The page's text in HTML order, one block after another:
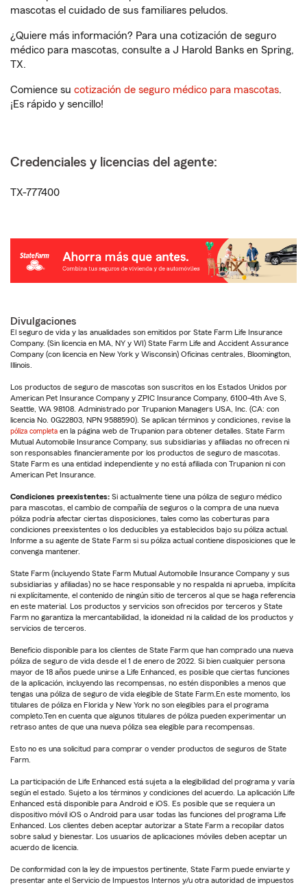
mascotas el cuidado de sus familiares peludos.
¿Quiere más información? Para una cotización de seguro
médico para mascotas, consulte a J Harold Banks en Spring,
TX.
Comience su cotización de seguro médico para mascotas.
¡Es rápido y sencillo!
Credenciales y licencias del agente:
TX-777400
Divulgaciones
El seguro de vida y las anualidades son emitidos por State Farm Life Insurance
Company. (Sin licencia en MA, NY y WI) State Farm Life and Accident Assurance
Company (con licencia en New York y Wisconsin) Oficinas centrales, Bloomington,
Illinois.
Los productos de seguro de mascotas son suscritos en los Estados Unidos por
American Pet Insurance Company y ZPIC Insurance Company, 6100-4th Ave S,
Seattle, WA 98108. Administrado por Trupanion Managers USA, Inc. (CA: con
licencia No. 0G22803, NPN 9588590). Se aplican términos y condiciones, revise la
póliza completa en la página web de Trupanion para obtener detalles. State Farm
Mutual Automobile Insurance Company, sus subsidiarias y afiliadas no ofrecen ni
son responsables financieramente por los productos de seguro de mascotas.
State Farm es una entidad independiente y no está afiliada con Trupanion ni con
American Pet Insurance.
Condiciones preexistentes: Si actualmente tiene una póliza de seguro médico
para mascotas, el cambio de compañía de seguros o la compra de una nueva
póliza podría afectar ciertas disposiciones, tales como las coberturas para
condiciones preexistentes o los deducibles ya establecidos bajo su póliza actual.
Informe a su agente de State Farm si su póliza actual contiene disposiciones que le
convenga mantener.
State Farm (incluyendo State Farm Mutual Automobile Insurance Company y sus
subsidiarias y afiliadas) no se hace responsable y no respalda ni aprueba, implícita
ni explícitamente, el contenido de ningún sitio de terceros al que se haga referencia
en este material. Los productos y servicios son ofrecidos por terceros y State
Farm no garantiza la mercantabilidad, la idoneidad ni la calidad de los productos y
servicios de terceros.
Beneficio disponible para los clientes de State Farm que han comprado una nueva
póliza de seguro de vida desde el 1 de enero de 2022. Si bien cualquier persona
mayor de 18 años puede unirse a Life Enhanced, es posible que ciertas funciones
de la aplicación, incluyendo las recompensas, no estén disponibles a menos que
tengas una póliza de seguro de vida elegible de State Farm.En este momento, los
titulares de póliza en Florida y New York no son elegibles para el programa
completo.Ten en cuenta que algunos titulares de póliza pueden experimentar un
retraso antes de que una nueva póliza sea elegible para recompensas.
Esto no es una solicitud para comprar o vender productos de seguros de State
Farm.
La participación de Life Enhanced está sujeta a la elegibilidad del programa y varía
según el estado. Sujeto a los términos y condiciones del acuerdo. La aplicación Life
Enhanced está disponible para Android e iOS. Es posible que se requiera un
dispositivo móvil iOS o Android para usar todas las funciones del programa Life
Enhanced. Los clientes deben aceptar autorizar a State Farm a recopilar datos
sobre salud y bienestar. Los usuarios de aplicaciones móviles deben aceptar un
acuerdo de licencia.
De conformidad con la ley de impuestos pertinente, State Farm puede enviarte y
presentar ante el Servicio de Impuestos Internos y/u otra autoridad de impuestos